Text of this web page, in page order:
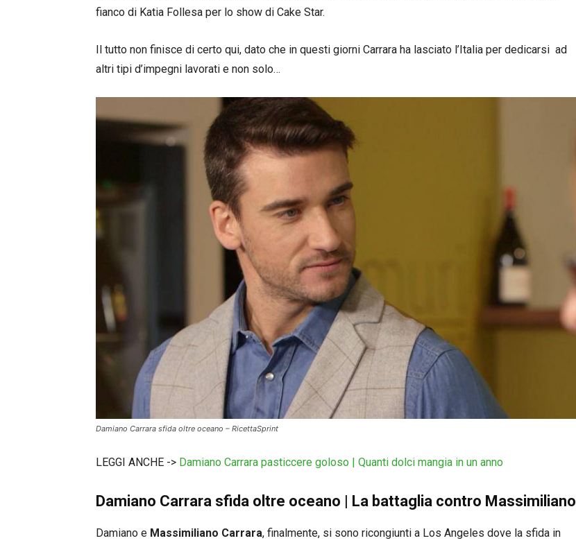
fianco di Katia Follesa per lo show di Cake Star.
Il tutto non finisce di certo qui, dato che in questi giorni Carrara ha lasciato l’Italia per dedicarsi ad
altri tipi d’impegni lavorati e non solo…
Damiano Carrara sfida oltre oceano – RicettaSprint
LEGGI ANCHE -> Damiano Carrara pasticcere goloso | Quanti dolci mangia in un anno
Damiano Carrara sfida oltre oceano | La battaglia contro Massimiliano
Damiano e Massimiliano Carrara, finalmente, si sono ricongiunti a Los Angeles dove la sfida in